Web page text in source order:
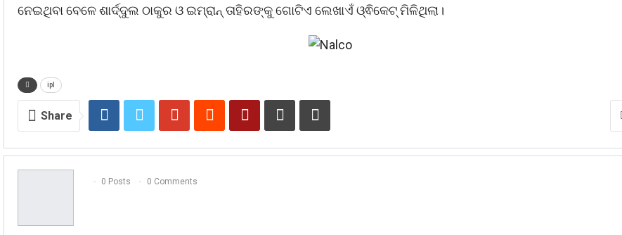
ନେଇଥିବା ବେଳେ ଶାର୍ଦ୍ଦୁଲ ଠାକୁର ଓ ଇମ୍ରାନ୍‌ ତାହିରଙ୍କୁ ଗୋଟିଏ ଲେଖାଏଁ ଓ୍ଵିକେଟ୍‌ ମିଳିଥିଲା।
ipl
Share
0 Posts 0 Comments